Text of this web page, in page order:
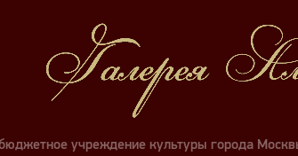
учреждение культуры города